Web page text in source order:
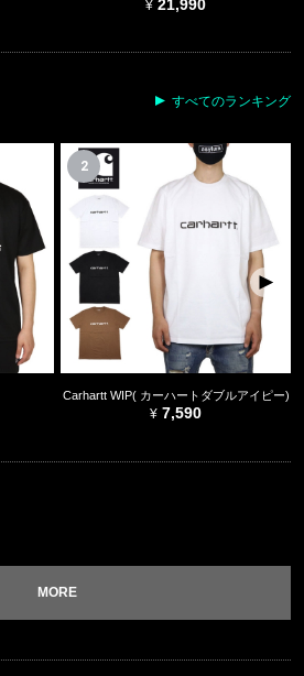
21,990
すべてのランキング
2
Carhartt WIP( カーハートダブルアイピー)
7,590
MORE